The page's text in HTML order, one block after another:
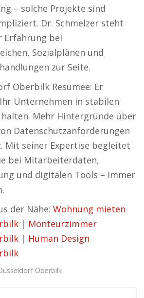
– solche Projekte sind
Dr. Schmelzer steht
Erfahrung bei
Sozialplänen und
zur Seite.
Oberbilk Resümee: Er
Unternehmen in stabilen
halten. Mehr Hintergründe über
Datenschutzanforderungen
Mit seiner Expertise begleitet
bei Mitarbeiterdaten,
und digitalen Tools – immer
der Nähe: Wohnung mieten
| Monteurzimmer
| Human Design
Oberbilk